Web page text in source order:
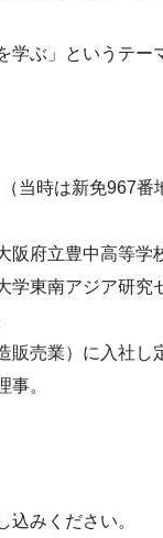
ぶ」というテー
当時は新免967番
阪府⽴豊中⾼等学
東南アジア研究
販売業）に⼊社し
事。
込みください。